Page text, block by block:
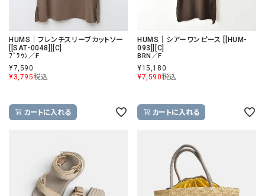
HUMS｜フレンチスリーブカットソー
[[SAT-0048]][C]
ﾌﾞﾗｳﾝ／F
¥7,590
¥3,795税込
カートに入れる
HUMS｜シアーワンピース [[HUM-
093]][C]
BRN／F
¥15,180
¥7,590税込
カートに入れる